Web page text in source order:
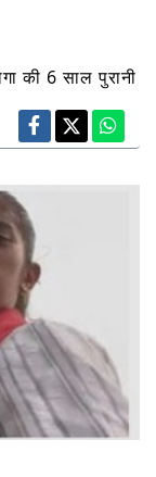
की 6 साल पुरानी